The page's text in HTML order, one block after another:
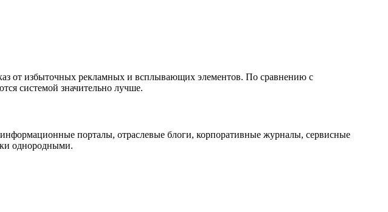
от избыточных рекламных и всплывающих элементов. По сравнению с
системой значительно лучше.
порталы, отраслевые блоги, корпоративные журналы, сервисные
однородными.